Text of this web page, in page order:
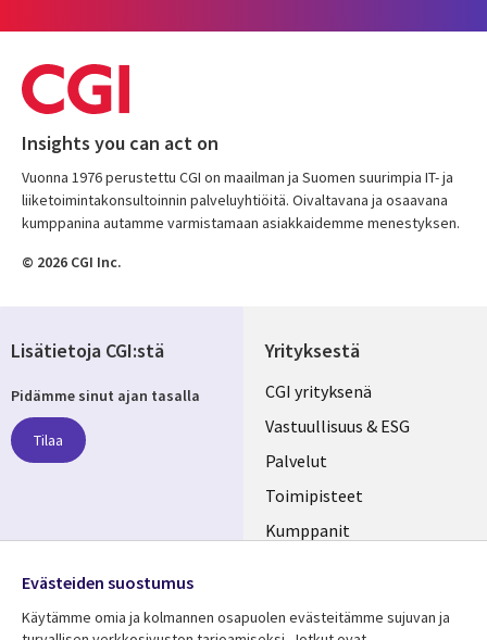
Insights you can act on
Vuonna 1976 perustettu CGI on maailman ja Suomen suurimpia IT- ja
liiketoimintakonsultoinnin palveluyhtiöitä. Oivaltavana ja osaavana
kumppanina autamme varmistamaan asiakkaidemme menestyksen.
© 2026 CGI Inc.
Yrityksestä
Useful
links
FINLAND
CGI yrityksenä
Vastuullisuus & ESG
Palvelut
Toimipisteet
Kumppanit
Lisätietoja CGI:stä
Pidämme sinut ajan tasalla
Tilaa
Media
Evästeiden suostumus
Käytämme omia ja kolmannen osapuolen evästeitämme sujuvan ja